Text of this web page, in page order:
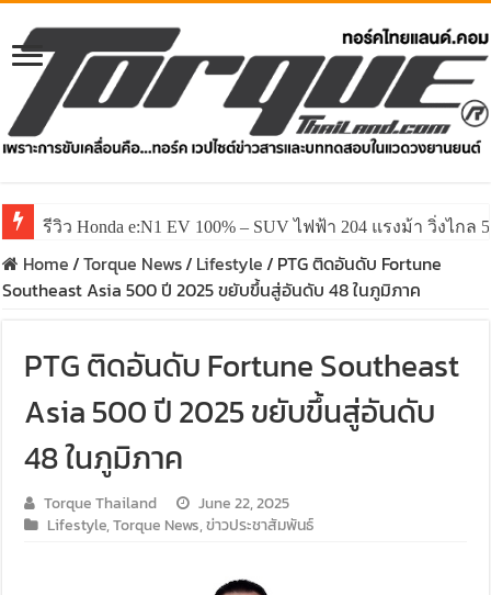
รีวิว Honda e:N1 EV 100% – SUV ไฟฟ้า 204 แรงม้า วิ่งไกล
Home/Torque News/ Lifestyle/ PTG ติดอันดับ Fortune
Southeast Asia 500 ปี 2025 ขยับขึ้นสู่อันดับ 48 ในภูมิภาค
PTG ติดอันดับ Fortune Southeast
Asia 500 ปี 2025 ขยับขึ้นสู่อันดับ
48 ในภูมิภาค
Torque Thailand
June 22, 2025
Lifestyle,Torque News,ข่าวประชาสัมพันธ์